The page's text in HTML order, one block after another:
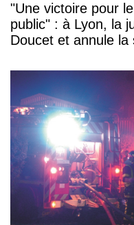
"Une victoire pour
public" : à Lyon, la
Doucet et annule